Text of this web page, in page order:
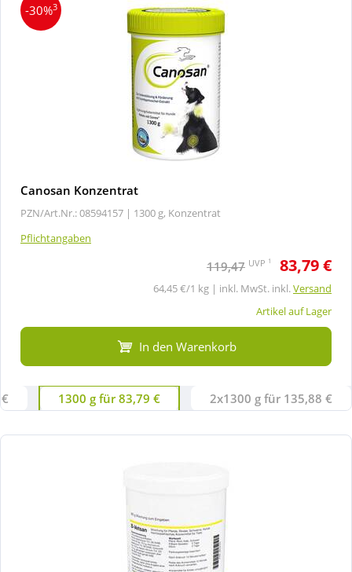
-30%3
Canosan Konzentrat
PZN/Art.Nr.: 08594157 | 1300 g, Konzentrat
Pflichtangaben
119,47 UVP 1 83,79 €
64,45 €/1 kg | inkl. MwSt. inkl.Versand
Artikel auf Lager
In den Warenkorb
1300 g für 83,79 € 2x1300 g für 135,88 €